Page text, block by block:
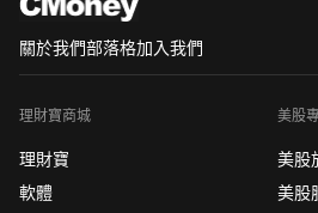
關於我們部落格加入我們
理財寶商城
理財寶
軟體
美股
美股
美股